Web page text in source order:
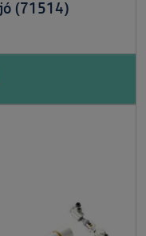
(71514)